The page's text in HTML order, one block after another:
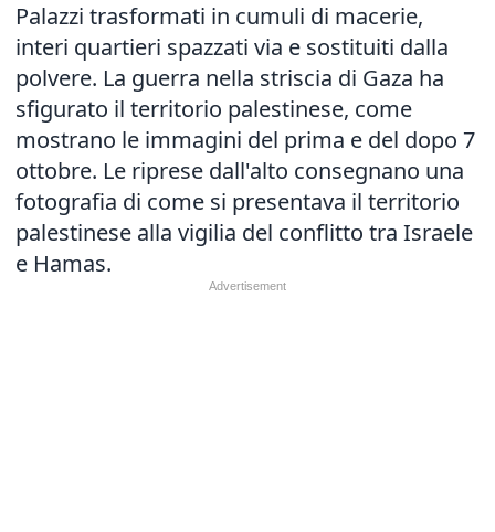
Palazzi trasformati in cumuli di macerie,
interi quartieri spazzati via e sostituiti dalla
polvere. La guerra nella striscia di Gaza ha
sfigurato il territorio palestinese, come
mostrano le immagini del prima e del dopo 7
ottobre. Le riprese dall'alto consegnano una
fotografia di come si presentava il territorio
palestinese alla vigilia del conflitto tra Israele
e Hamas.